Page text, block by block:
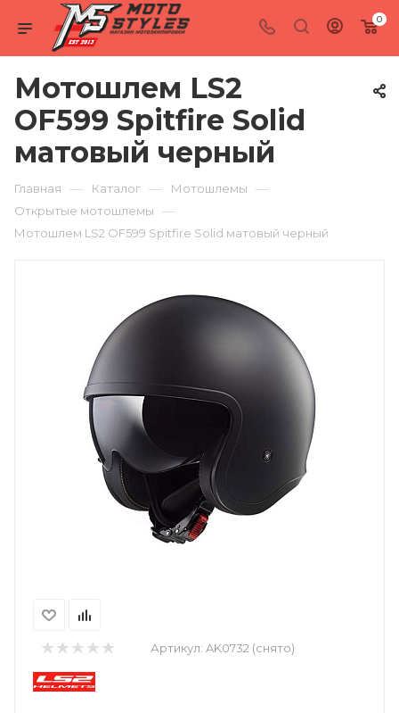
0
Мотошлем LS2
OF599 Spitfire Solid
матовый черный
Главная — Каталог — Мотошлемы —
Открытые мотошлемы —
Мотошлем LS2 OF599 Spitfire Solid матовый черный
Артикул: AK0732 (снято)